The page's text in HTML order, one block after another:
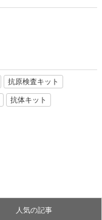
抗原検査キット
抗体キット
人気の記事